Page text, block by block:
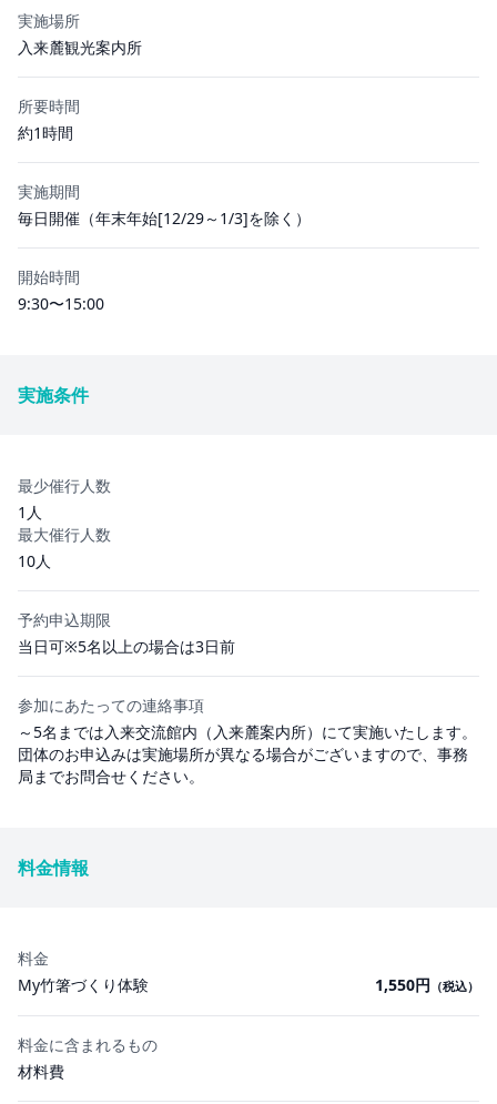
実施場所
入来麓観光案内所
所要時間
約1時間
実施期間
毎日開催（年末年始[12/29～1/3]を除く）
開始時間
9:30〜15:00
実施条件
最少催行人数
1人
最大催行人数
10人
予約申込期限
当日可※5名以上の場合は3日前
参加にあたっての連絡事項
～5名までは入来交流館内（入来麓案内所）にて実施いたします。
団体のお申込みは実施場所が異なる場合がございますので、事務
局までお問合せください。
料金情報
料金
My竹箸づくり体験
1,550円 （税込）
料金に含まれるもの
材料費